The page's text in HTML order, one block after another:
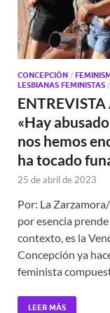
CONCEPCIÓN /
LESBIANAS FEMINISTAS /
«Hay
nos hemos
ha tocado
25 de abril de 2023
Por: La
por esencia
contexto, es la
Concepción ya
feminista
LEER MÁS